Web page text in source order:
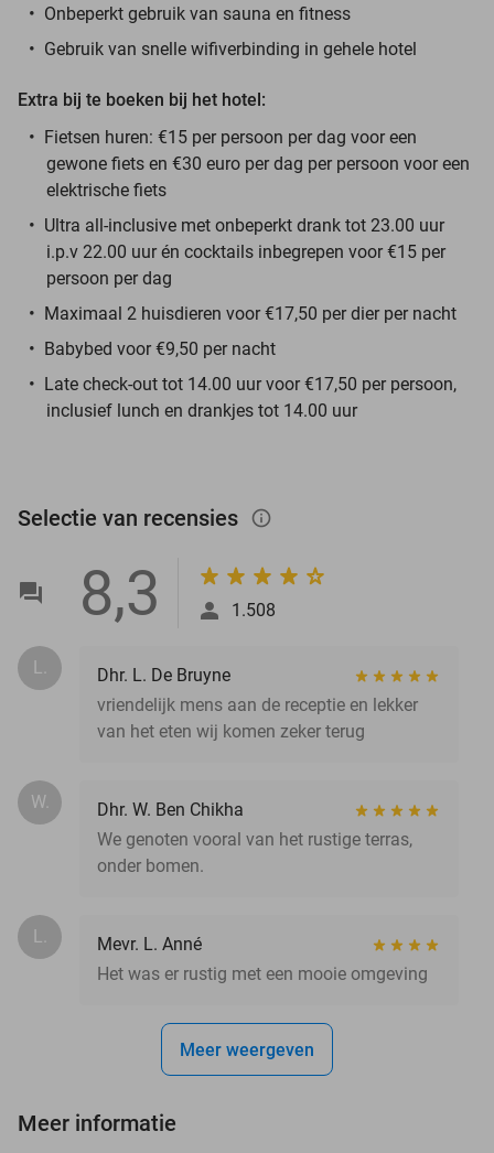
Onbeperkt gebruik van sauna en fitness
Gebruik van snelle wifiverbinding in gehele hotel
Extra bij te boeken bij het hotel:
Fietsen huren: €15 per persoon per dag voor een
gewone fiets en €30 euro per dag per persoon voor een
elektrische fiets
Ultra all-inclusive met onbeperkt drank tot 23.00 uur
i.p.v 22.00 uur én cocktails inbegrepen voor €15 per
persoon per dag
Maximaal 2 huisdieren voor €17,50 per dier per nacht
Babybed voor €9,50 per nacht
Late check-out tot 14.00 uur voor €17,50 per persoon,
inclusief lunch en drankjes tot 14.00 uur
Selectie van recensies info_outlined
8,3 1.508
L.
Dhr. L. De Bruyne
vriendelijk mens aan de receptie en lekker
van het eten wij komen zeker terug
W.
Dhr. W. Ben Chikha
We genoten vooral van het rustige terras,
onder bomen.
L.
Mevr. L. Anné
Het was er rustig met een mooie omgeving
Meer weergeven
Meer informatie